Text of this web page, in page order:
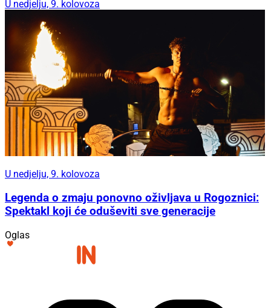
U nedjelju, 9. kolovoza
U nedjelju, 9. kolovoza
Legenda o zmaju ponovno oživljava u Rogoznici:
Spektakl koji će oduševiti sve generacije
Oglas